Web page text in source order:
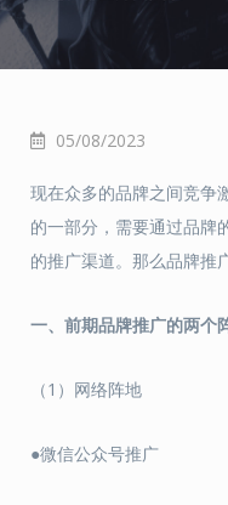
05/08/2023
现在众多的品牌之间竞争
的一部分，需要通过品牌
的推广渠道。那么品牌推
一、前期品牌推广的两个
（1）网络阵地
●微信公众号推广